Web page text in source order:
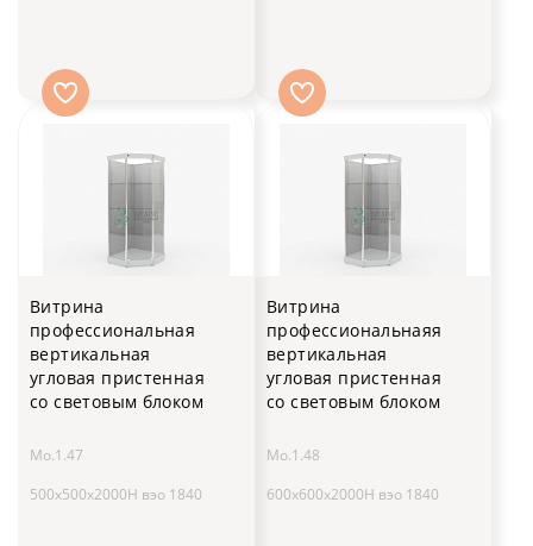
Витрина
профессиональная
вертикальная
угловая пристенная
со световым блоком
Мо.1.47
500x500x2000H вэо 1840
Витрина
профессиональнаяя
вертикальная
угловая пристенная
со световым блоком
Мо.1.48
600x600x2000H вэо 1840